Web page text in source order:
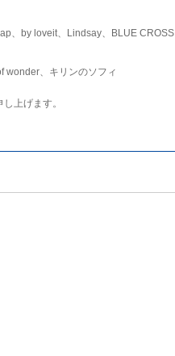
、by loveit、Lindsay、BLUE CROSS
wonder、キリンのソフィ
上げます。